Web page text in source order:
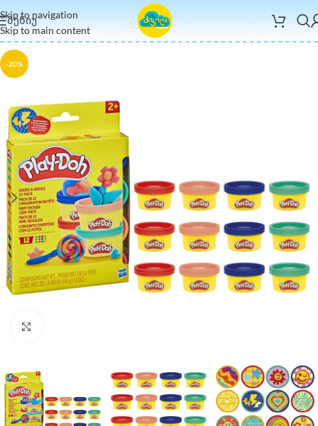
Skip to navigation
Skip to main content
ᲛᲔᲜᲘᲣ
-20%